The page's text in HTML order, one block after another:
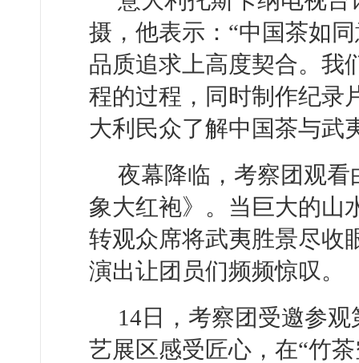
摄，他表示：“中国茶如
品质追求上高度契合。我
程的过程，同时制作纪录
大利民众了解中国茶与武
夜幕降临，考察团观
象大红袍》。当巨大的山
转观众席将武夷胜景尽收
演出让团员们频频惊叹。
14日，考察团受邀参
艺展区感受匠心，在“竹